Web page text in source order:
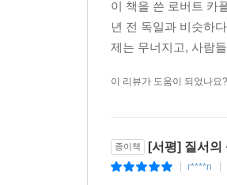
들이 점잖은 모임에서 말
변으로 정의되는 이 떠들
조는 세계화가 원인이기 때
--- p.127
이 책을 쓴 로버트 카
년 전 독일과 비슷하
제는 무너지고, 사람
이 리뷰가 도움이 되었나요?
종이책 [서평] 질서의
r****n